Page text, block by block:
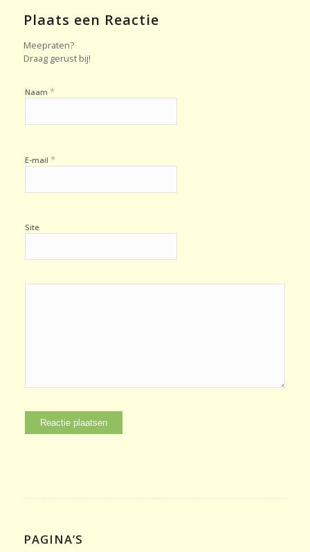
Plaats een Reactie
Meepraten?
Draag gerust bij!
Naam *
E-mail *
Site
PAGINA’S